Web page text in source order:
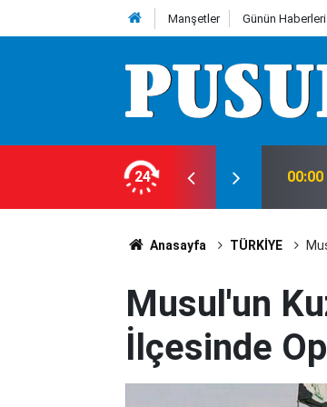
Manşetler Günün Haberleri
24 00:00
Anasayfa TÜRKİYE
Musul'un
İlçesinde